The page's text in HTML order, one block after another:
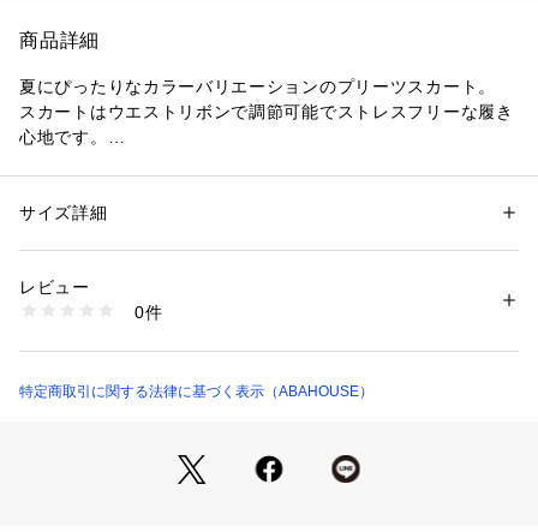
商品詳細
夏にぴったりなカラーバリエーションのプリーツスカート。
スカートはウエストリボンで調節可能でストレスフリーな履き
心地です。
スタイリングにも◎
グ。
大人カジュアルからフェミニンな着こなしまで幅広くおすすめ
ッチレーヨンニットプルオーバー】もご用意しております。
性別：レディース
素材：表地 ポリエステル 100% 裏地 ポリエステル 100%
商品番号：
72429970596 （ショップ）
サイズ詳細
レビュー
0件
特定商取引に関する法律に基づく表示（ABAHOUSE）